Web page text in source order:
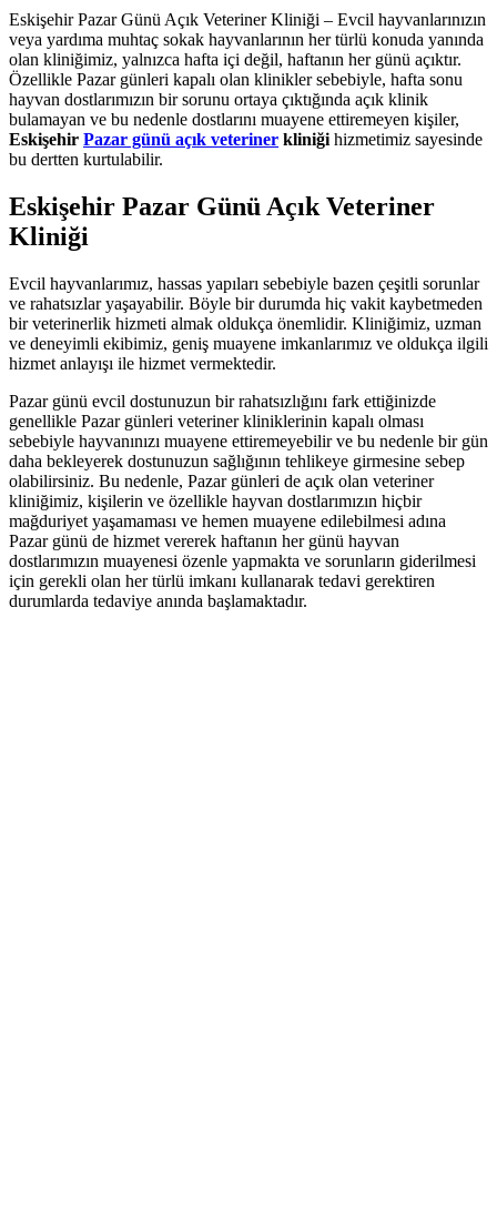
Eskişehir Pazar Günü Açık Veteriner Kliniği – Evcil hayvanlarınızın
veya yardıma muhtaç sokak hayvanlarının her türlü konuda yanında
olan kliniğimiz, yalnızca hafta içi değil, haftanın her günü açıktır.
Özellikle Pazar günleri kapalı olan klinikler sebebiyle, hafta sonu
hayvan dostlarımızın bir sorunu ortaya çıktığında açık klinik
bulamayan ve bu nedenle dostlarını muayene ettiremeyen kişiler,
Eskişehir Pazar günü açık veteriner kliniğihizmetimiz sayesinde
bu dertten kurtulabilir.
Eskişehir Pazar Günü Açık Veteriner
Kliniği
Evcil hayvanlarımız, hassas yapıları sebebiyle bazen çeşitli sorunlar
ve rahatsızlar yaşayabilir. Böyle bir durumda hiç vakit kaybetmeden
bir veterinerlik hizmeti almak oldukça önemlidir. Kliniğimiz, uzman
ve deneyimli ekibimiz, geniş muayene imkanlarımız ve oldukça ilgili
hizmet anlayışı ile hizmet vermektedir.
Pazar günü evcil dostunuzun bir rahatsızlığını fark ettiğinizde
genellikle Pazar günleri veteriner kliniklerinin kapalı olması
sebebiyle hayvanınızı muayene ettiremeyebilir ve bu nedenle bir gün
daha bekleyerek dostunuzun sağlığının tehlikeye girmesine sebep
olabilirsiniz. Bu nedenle, Pazar günleri de açık olan veteriner
kliniğimiz, kişilerin ve özellikle hayvan dostlarımızın hiçbir
mağduriyet yaşamaması ve hemen muayene edilebilmesi adına
Pazar günü de hizmet vererek haftanın her günü hayvan
dostlarımızın muayenesi özenle yapmakta ve sorunların giderilmesi
için gerekli olan her türlü imkanı kullanarak tedavi gerektiren
durumlarda tedaviye anında başlamaktadır.